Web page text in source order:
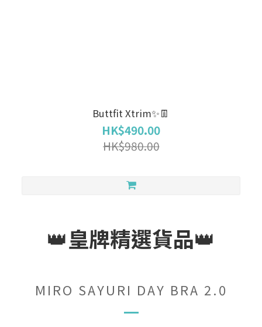
Buttfit Xtrim✨👖
HK$490.00
HK$980.00
👑皇牌精選貨品👑
MIRO SAYURI DAY BRA 2.0